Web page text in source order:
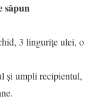
săpun
3 lingurițe ulei, o
și umpli recipientul,